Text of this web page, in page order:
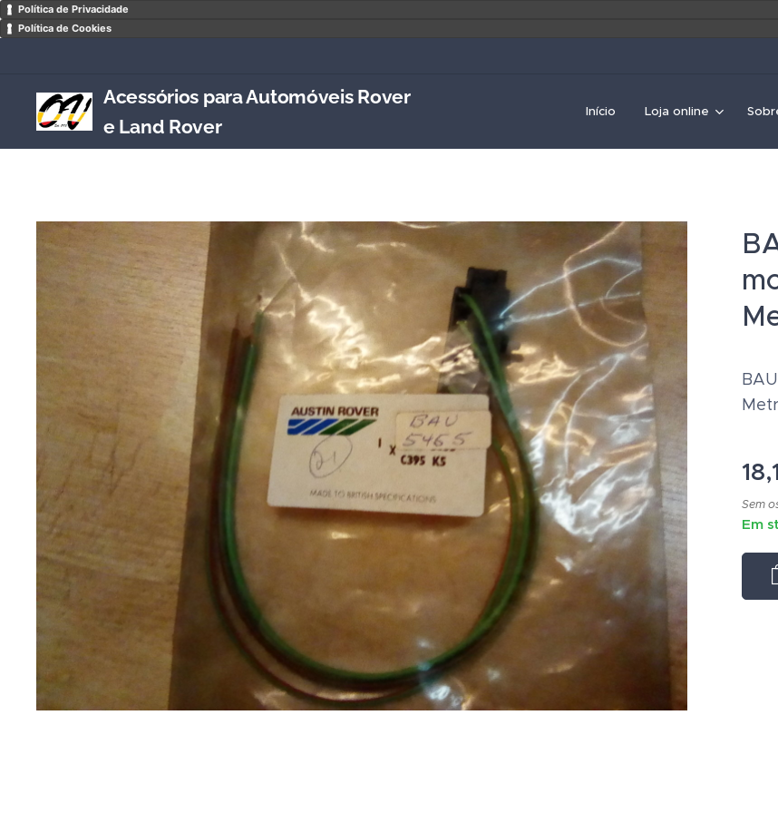
Política de Privacidade
Política de Cookies
Acessórios para Automóveis Rover
e Land Rover
Início Loja online
Sem
Em